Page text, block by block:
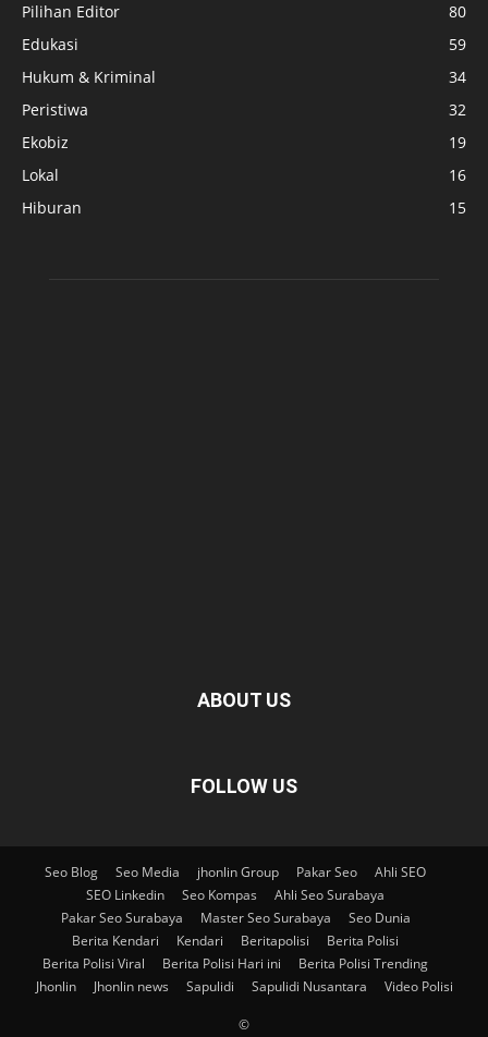
Pilihan Editor
80
Edukasi
59
Hukum & Kriminal
34
Peristiwa
32
Ekobiz
19
Lokal
16
Hiburan
15
ABOUT US
FOLLOW US
Seo Blog Seo Media jhonlin Group Pakar Seo
Ahli SEO
SEO Linkedin
Seo Kompas
Ahli Seo Surabaya
Pakar Seo Surabaya
Master Seo Surabaya
Seo Dunia
Berita Kendari
Kendari Beritapolisi
Berita Polisi
Berita Polisi Viral
Berita Polisi Hari ini
Berita Polisi Trending
Jhonlin
Jhonlin news Sapulidi Sapulidi Nusantara Video Polisi
©